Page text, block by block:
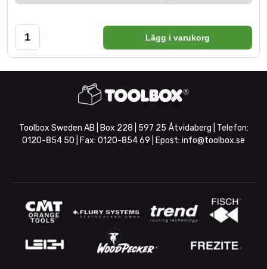
Lägg i varukorg
Toolbox Sweden AB | Box 228 | 597 25 Åtvidaberg | Telefon:
0120-854 50 | Fax: 0120-854 69 | Epost: info@toolbox.se